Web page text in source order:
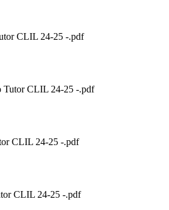
CLIL 24-25 -.pdf
Tutor CLIL 24-25 -.pdf
CLIL 24-25 -.pdf
CLIL 24-25 -.pdf